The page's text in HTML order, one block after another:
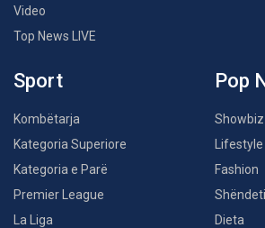
Video
Top News LIVE
Sport
Kombëtarja
Kategoria Superiore
Kategoria e Parë
Premier League
La Liga
Pop
Showbiz
Lifestyle
Fashion
Shëndeti
Dieta